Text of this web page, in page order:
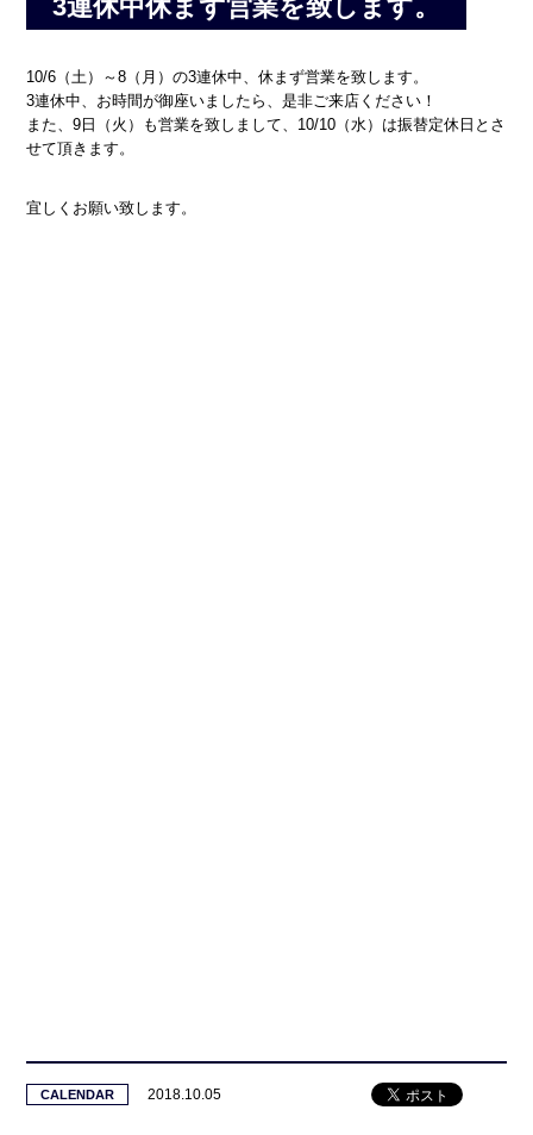
3連休中休まず営業を致します。
10/6（土）～8（月）の3連休中、休まず営業を致します。
3連休中、お時間が御座いましたら、是非ご来店ください！
また、9日（火）も営業を致しまして、10/10（水）は振替定休日とさ
せて頂きます。
宜しくお願い致します。
CALENDAR 2018.10.05